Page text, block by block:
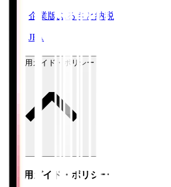
企業版ふるさと納税
JFA
ご利用ガイド・ポリシー
ご利用ガイド・ポリシー